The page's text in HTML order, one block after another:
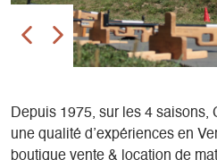
Depuis 1975, sur les 4 saisons,
une qualité d’expériences en
boutique vente & location de